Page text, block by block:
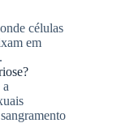
células
em